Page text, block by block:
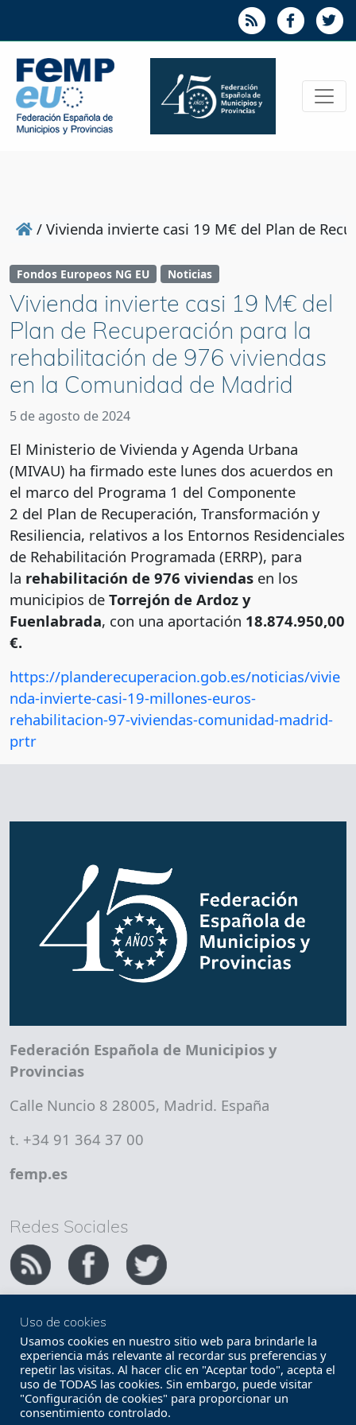
/ Vivienda invierte casi 19 M€ del Plan de
Fondos Europeos NG EU Noticias
Vivienda invierte casi 19 M€ del
Plan de Recuperación para la
rehabilitación de 976 viviendas
en la Comunidad de Madrid
5 de agosto de 2024
El Ministerio de Vivienda y Agenda Urbana
(MIVAU) ha firmado este lunes dos acuerdos en
el marco del Programa 1 del Componente
2 del Plan de Recuperación, Transformación y
Resiliencia, relativos a los Entornos Residenciales
de Rehabilitación Programada (ERRP), para
la rehabilitación de 976 viviendas en los
municipios de Torrejón de Ardoz y
Fuenlabrada, con una aportación 18.874.950,00
€.
https://planderecuperacion.gob.es/noticias/vivie
nda-invierte-casi-19-millones-euros-
rehabilitacion-97-viviendas-comunidad-madrid-
prtr
Federación Española de Municipios y
Provincias
Calle Nuncio 8 28005, Madrid. España
t. +34 91 364 37 00
femp.es
Redes Sociales
Copyright FEMP
Accesibilidad
Términos legales
Política de privacidad
Términos y condiciones de uso
Uso de cookies
Usamos cookies en nuestro sitio web para brindarle la
experiencia más relevante al recordar sus preferencias y
repetir las visitas. Al hacer clic en "Aceptar todo", acepta el
uso de TODAS las cookies. Sin embargo, puede visitar
"Configuración de cookies" para proporcionar un
consentimiento controlado.